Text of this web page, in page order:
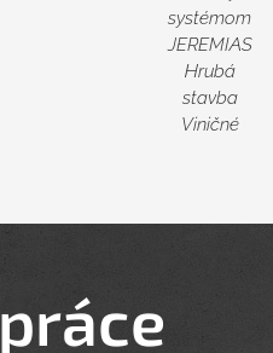
systémom
JEREMIAS
Hrubá
stavba
Viničné